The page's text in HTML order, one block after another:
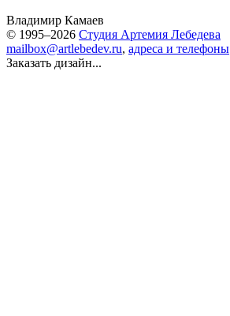
Владимир Камаев
© 1995–2026 Студия Артемия Лебедева
mailbox@artlebedev.ru, адреса и телефоны
Заказать дизайн...